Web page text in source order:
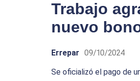
Trabajo
nuevo
Errepar 09/10/2024
Se oficializó el pago de